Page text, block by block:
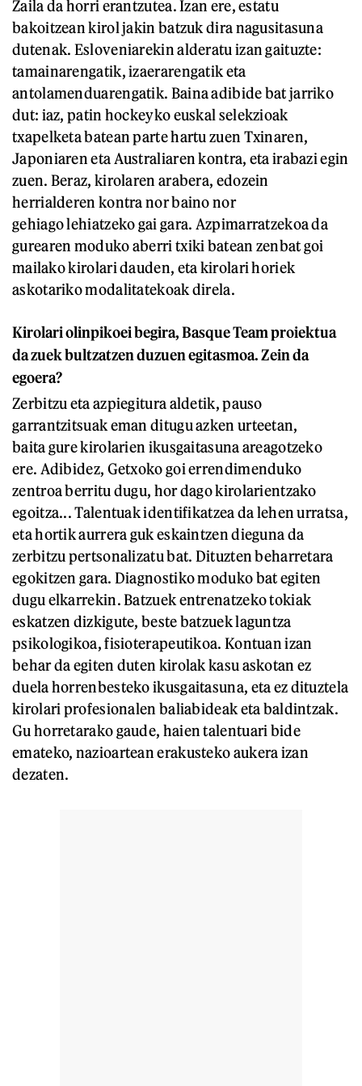
Zaila da horri erantzutea. Izan ere, estatu
bakoitzean kirol jakin batzuk dira nagusitasuna
dutenak. Esloveniarekin alderatu izan gaituzte:
tamainarengatik, izaerarengatik eta
antolamenduarengatik. Baina adibide bat jarriko
dut: iaz, patin hockeyko euskal selekzioak
txapelketa batean parte hartu zuen Txinaren,
Japoniaren eta Australiaren kontra, eta irabazi egin
zuen. Beraz, kirolaren arabera, edozein
herrialderen kontra nor baino nor
gehiago lehiatzeko gai gara. Azpimarratzekoa da
gurearen moduko aberri txiki batean zenbat goi
mailako kirolari dauden, eta kirolari horiek
askotariko modalitatekoak direla.
Kirolari olinpikoei begira, Basque Team proiektua
da zuek bultzatzen duzuen egitasmoa. Zein da
egoera?
Zerbitzu eta azpiegitura aldetik, pauso
garrantzitsuak eman ditugu azken urteetan,
baita gure kirolarien ikusgaitasuna areagotzeko
ere. Adibidez, Getxoko goi errendimenduko
zentroa berritu dugu, hor dago kirolarientzako
egoitza... Talentuak identifikatzea da lehen urratsa,
eta hortik aurrera guk eskaintzen dieguna da
zerbitzu pertsonalizatu bat. Dituzten beharretara
egokitzen gara. Diagnostiko moduko bat egiten
dugu elkarrekin. Batzuek entrenatzeko tokiak
eskatzen dizkigute, beste batzuek laguntza
psikologikoa, fisioterapeutikoa. Kontuan izan
behar da egiten duten kirolak kasu askotan ez
duela horrenbesteko ikusgaitasuna, eta ez dituztela
kirolari profesionalen baliabideak eta baldintzak.
Gu horretarako gaude, haien talentuari bide
emateko, nazioartean erakusteko aukera izan
dezaten.